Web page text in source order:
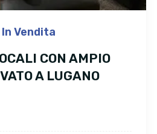
Vendita
CON AMPIO
A LUGANO